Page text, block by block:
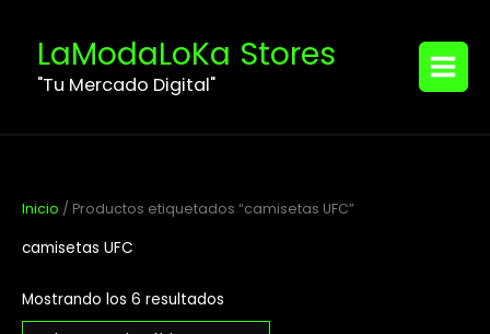
contenidoLaModaLoKa Stores
"Tu Mercado Digital"
MENU
Inicio / Productos etiquetados “camisetas UFC”
camisetas UFC
Mostrando los 6 resultados
últimos